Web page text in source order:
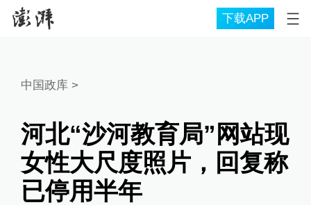
下载APP
中国政库 >
河北“沙河教育局”网站现
女性大尺度照片，回复称
已停用半年